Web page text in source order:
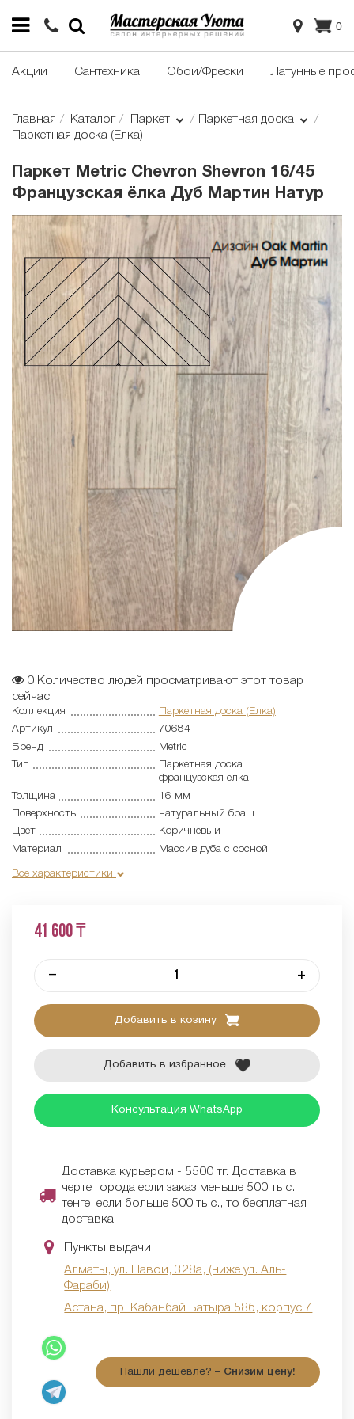
0
Акции Сантехника Обои/Фрески Латунные
Главная Каталог Паркет
Паркетная доска
Паркетная доска (Елка)
Паркет Metric Chevron Shevron 16/45
Французская ёлка Дуб Мартин Натур
0 Количество людей просматривают этот товар
сейчас!
Коллекция
Паркетная доска (Елка)
Артикул
70684
Бренд
Metric
Тип
Паркетная доска
французская елка
Толщина
16 мм
Поверхность
натуральный браш
Цвет
Коричневый
Материал
Массив дуба с сосной
Все характеристики
41 600 ₸
– +
Добавить в козину
Добавить в избранное
Консультация WhatsApp
Доставка курьером - 5500 тг. Доставка в
черте города если заказ меньше 500 тыс.
тенге, если больше 500 тыс., то бесплатная
доставка
Пункты выдачи:
Алматы, ул. Навои, 328а, (ниже ул. Аль-
Фараби)
Астана, пр. Кабанбай Батыра 58б, корпус 7
Нашли дешевле? – Снизим цену!